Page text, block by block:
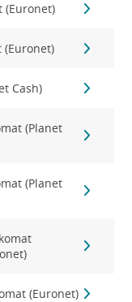
(Euronet)
(Euronet)
Cash)
(Planet
(Planet
(Euronet)